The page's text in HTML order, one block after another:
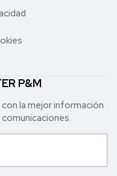
P&M
la mejor in formación